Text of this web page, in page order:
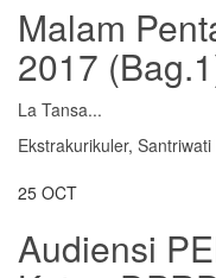
Malam
2017
La Tansa...
Ekstrakurikuler, Santriwati
25 OCT
Audiensi